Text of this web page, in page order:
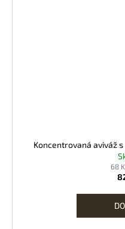
Koncentrovaná aviváž
68